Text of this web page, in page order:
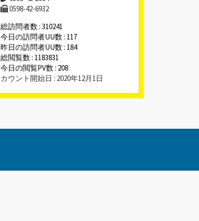
0598-42-6932
総訪問者数 : 310241
今日の訪問者UU数 : 117
昨日の訪問者UU数 : 184
総閲覧数 : 1183831
今日の閲覧PV数 : 208
カウント開始日 : 2020年12月1日